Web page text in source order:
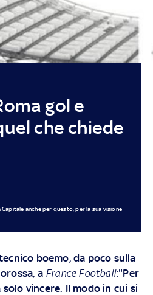
gol e
che chiede
anche per questo, per la sua visione
boemo, da poco sulla
a France Football:"Per
vincere. Il modo in cui si